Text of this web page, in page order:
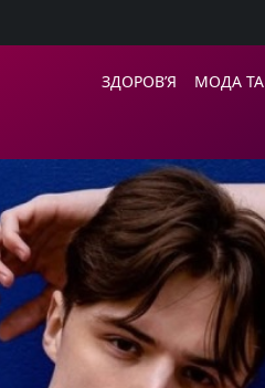
ЗДОРОВ’Я МОДА